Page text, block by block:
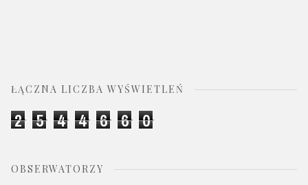
ŁĄCZNA LICZBA WYŚWIETLEŃ
2 5 4 4 6 6 0
OBSERWATORZY